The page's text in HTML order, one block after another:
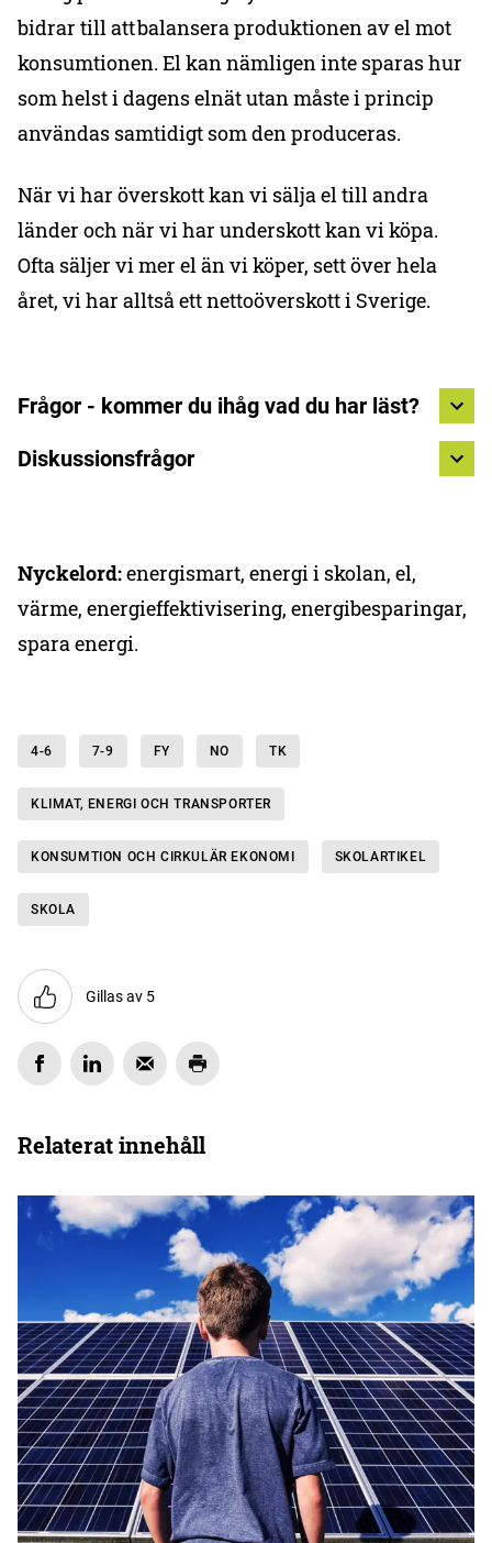
bidrar till att balansera produktionen av el mot
konsumtionen. El kan nämligen inte sparas hur
som helst i dagens elnät utan måste i princip
användas samtidigt som den produceras.
När vi har överskott kan vi sälja el till andra
länder och när vi har underskott kan vi köpa.
Ofta säljer vi mer el än vi köper, sett över hela
året, vi har alltså ett nettoöverskott i Sverige.
Frågor - kommer du ihåg vad du har läst?
Diskussionsfrågor
Nyckelord:energismart, energi i skolan, el,
värme, energieffektivisering, energibesparingar,
spara energi.
4-6 7-9 FY NO TK
KLIMAT, ENERGI OCH TRANSPORTER
KONSUMTION OCH CIRKULÄR EKONOMI SKOLARTIKEL
SKOLA
Gillas av 5
Relaterat innehåll